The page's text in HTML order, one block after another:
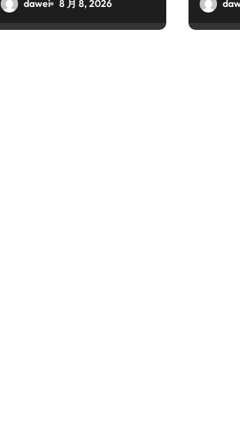
dawei 8 月 8, 2026